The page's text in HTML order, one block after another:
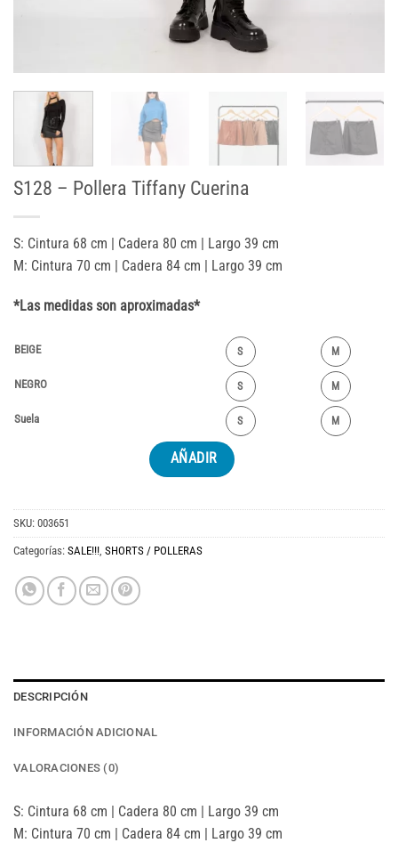
S128 – Pollera Tiffany Cuerina
S: Cintura 68 cm | Cadera 80 cm | Largo 39 cm
M: Cintura 70 cm | Cadera 84 cm | Largo 39 cm
*Las medidas son aproximadas*
BEIGE S M
NEGRO S M
Suela S M
AÑADIR
SKU: 003651
Categorías: SALE!!! SHORTS / POLLERAS
DESCRIPCIÓN
INFORMACIÓN ADICIONAL
VALORACIONES (0)
S: Cintura 68 cm | Cadera 80 cm | Largo 39 cm
M: Cintura 70 cm | Cadera 84 cm | Largo 39 cm